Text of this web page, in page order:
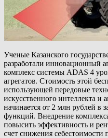
Ученые Казанского
разработали инновационный
комплекс системы ADAS 4
агрегатов. Стоимость этой
использующей передовые
искусственного интеллекта и
начинается от 2 млн рублей в
функций. Внедрение
повысить эффективность и
счет снижения себестоимости